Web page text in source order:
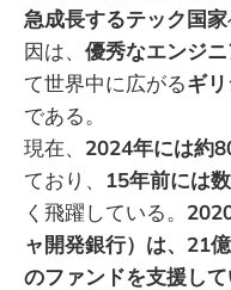
急成長するテック国家
因は、 優秀なエンジ
て世界中に広がるギ
である。
現在、 2024年には約
ており、 15年前には
く飛躍している。
ャ開発銀行）は、21
のファンドを支援し